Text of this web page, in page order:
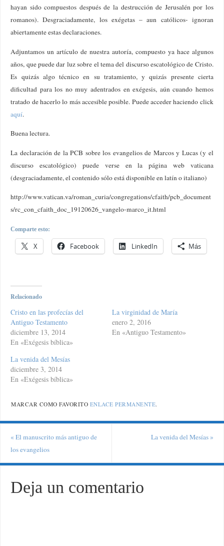
hayan sido compuestos después de la destrucción de Jerusalén por los
romanos). Desgraciadamente, los exégetas – aun católicos- ignoran
abiertamente estas declaraciones.
Adjuntamos un artículo de nuestra autoría, compuesto ya hace algunos
años, que puede dar luz sobre el tema del discurso escatológico de Cristo.
Es quizás algo técnico en su tratamiento, y quizás presente cierta
dificultad para los no muy adentrados en exégesis, aún cuando hemos
tratado de hacerlo lo más accesible posible. Puede acceder haciendo click
aquí.
Buena lectura.
La declaración de la PCB sobre los evangelios de Marcos y Lucas (y el
discurso escatológico) puede verse en la página web vaticana
(desgraciadamente, el contenido sólo está disponible en latín o italiano)
http://www.vatican.va/roman_curia/congregations/cfaith/pcb_document
s/rc_con_cfaith_doc_19120626_vangelo-marco_it.html
Comparte esto:
X Facebook LinkedIn Más
Relacionado
Cristo en las profecías del
Antiguo Testamento
diciembre 13, 2014
En «Exégesis bíblica»
La virginidad de María
enero 2, 2016
En «Antiguo Testamento»
La venida del Mesías
diciembre 3, 2014
En «Exégesis bíblica»
MARCAR COMO FAVORITO ENLACE PERMANENTE.
« El manuscrito más antiguo de
los evangelios
La venida del Mesías»
Deja un comentario